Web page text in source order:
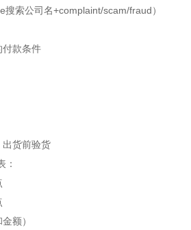
索公司名+complaint/scam/fraud）
付款条件
货前验货
：
额）